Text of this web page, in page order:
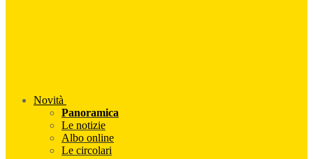
Novità
Panoramica
Le notizie
Albo online
Le circolari